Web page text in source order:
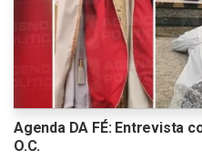
Agenda DA FÉ: Entrevista
O.C.